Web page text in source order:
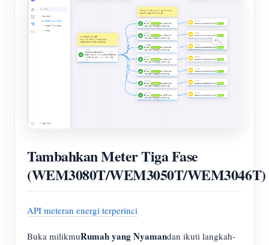
Tambahkan Meter Tiga Fase
(WEM3080T/WEM3050T/WEM3046T)
API meteran energi terperinci
Buka milikmuRumah yang Nyamandan ikuti langkah-